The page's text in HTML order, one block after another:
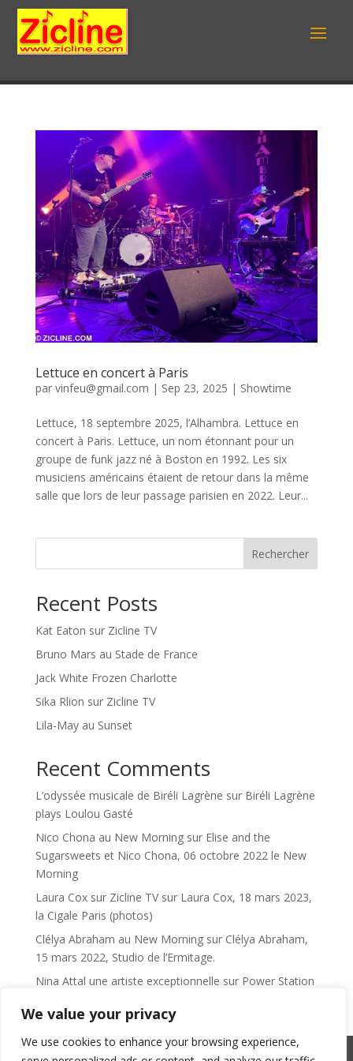
We value your privacy
We use cookies to enhance your browsing experience,
Lettuce en concert à Paris
par vinfeu@gmail.com | Sep 23, 2025 | Showtime
Lettuce, 18 septembre 2025, l’Alhambra. Lettuce en
concert à Paris. Lettuce, un nom étonnant pour un
groupe de funk jazz né à Boston en 1992. Les six
musiciens américains étaient de retour dans la même
salle que lors de leur passage parisien en 2022. Leur...
Rechercher
Recent Posts
Kat Eaton sur Zicline TV
Bruno Mars au Stade de France
Jack White Frozen Charlotte
Sika Rlion sur Zicline TV
Lila-May au Sunset
Recent Comments
L’odyssée musicale de Biréli Lagrène sur Biréli Lagrène
plays Loulou Gasté
Nico Chona au New Morningsur Elise and the
Sugarsweets et Nico Chona, 06 octobre 2022 le New
Morning
Laura Cox sur Zicline TVsur Laura Cox, 18 mars 2023,
la Cigale Paris (photos)
Clélya Abraham au New Morningsur Clélya Abraham,
15 mars 2022, Studio de l’Ermitage.
Nina Attal une artiste exceptionnelle sur Power Station